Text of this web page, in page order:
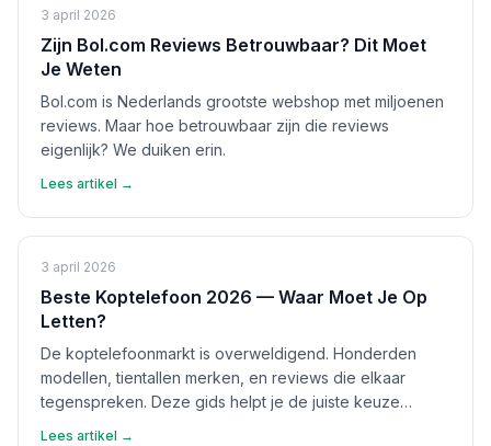
3 april 2026
Zijn Bol.com Reviews Betrouwbaar? Dit Moet
Je Weten
Bol.com is Nederlands grootste webshop met miljoenen
reviews. Maar hoe betrouwbaar zijn die reviews
eigenlijk? We duiken erin.
Lees artikel →
3 april 2026
Beste Koptelefoon 2026 — Waar Moet Je Op
Letten?
De koptelefoonmarkt is overweldigend. Honderden
modellen, tientallen merken, en reviews die elkaar
tegenspreken. Deze gids helpt je de juiste keuze
Lees artikel →